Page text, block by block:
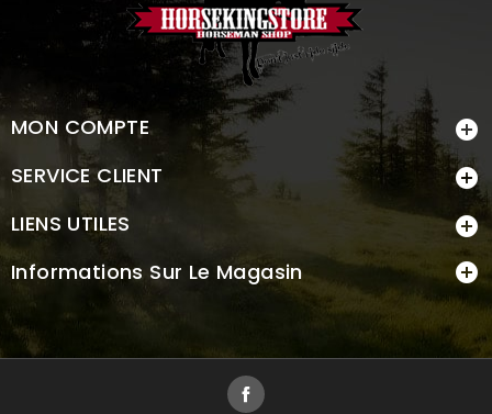
MON COMPTE 
SERVICE CLIENT 
LIENS UTILES 
Informations Sur Le Magasin 